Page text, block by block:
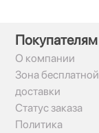
Покупателям
О компании
Зона бесплатной
доставки
Статус заказа
Политика